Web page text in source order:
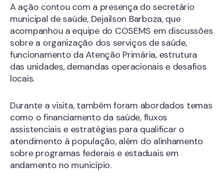
A ação contou com a presença do secretário
municipal de saúde, Dejailson Barboza, que
acompanhou a equipe do COSEMS em discussões
sobre a organização dos serviços de saúde,
funcionamento da Atenção Primária, estrutura
das unidades, demandas operacionais e desafios
locais.
Durante a visita, também foram abordados temas
como o financiamento da saúde, fluxos
assistenciais e estratégias para qualificar o
atendimento à população, além do alinhamento
sobre programas federais e estaduais em
andamento no município.